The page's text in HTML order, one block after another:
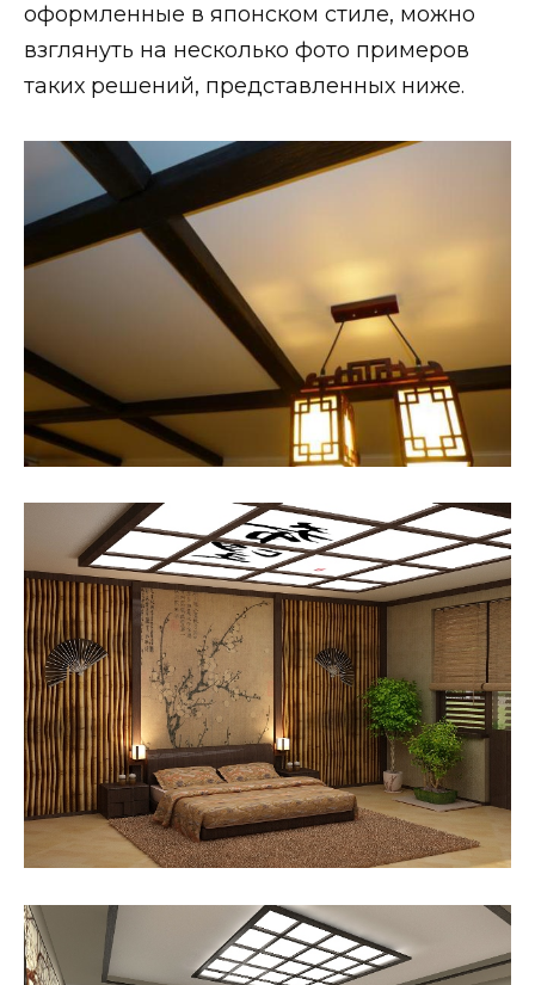
оформленные в японском стиле, можно
взглянуть на несколько фото примеров
таких решений, представленных ниже.